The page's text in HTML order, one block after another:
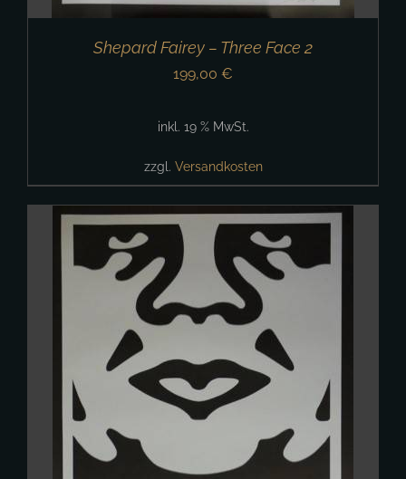
Shepard Fairey – Three Face 2
199,00 €
inkl. 19 % MwSt.
zzgl. Versandkosten